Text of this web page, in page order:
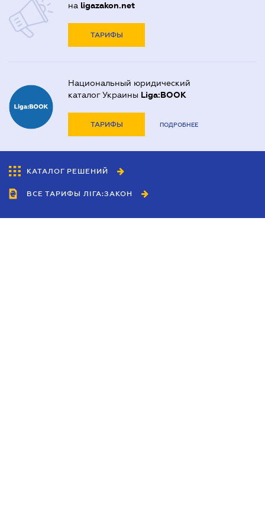
на ligazakon.net
ТАРИФЫ
Национальный юридический
каталог Украины Liga:BOOK
ТАРИФЫ ПОДРОБНЕЕ
КАТАЛОГ РЕШЕНИЙ
ВСЕ ТАРИФЫ ЛІГА:ЗАКОН